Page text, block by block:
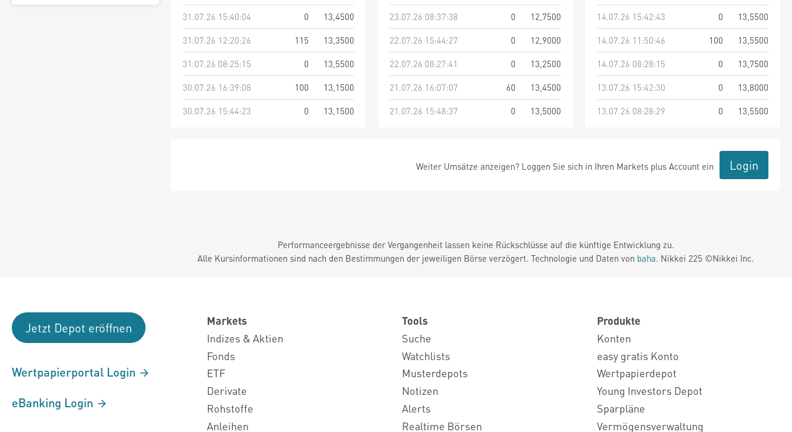
31.07.26 15:40:04
0
13,4500
31.07.26 12:20:26
115
13,3500
31.07.26 08:25:15
0
13,5500
30.07.26 16:39:08
100
13,1500
30.07.26 15:44:23
0 13,1500
23.07.26 08:37:38
0
12,7500
22.07.26 15:44:27
0
12,9000
22.07.26 08:27:41
0
13,2500
21.07.26 16:07:07
60
13,4500
21.07.26 15:48:37
0 13,5000
14.07.26 15:42:43
0
13,5500
14.07.26 11:50:46
100
13,5500
14.07.26 08:28:15
0
13,7500
13.07.26 15:42:30
0
13,8000
13.07.26 08:28:29
0 13,5500
Weiter Umsätze anzeigen? Loggen Sie sich in Ihren Markets plus Account ein Login
Performanceergebnisse der Vergangenheit lassen keine Rückschlüsse auf die künftige Entwicklung zu.
Alle Kursinformationen sind nach den Bestimmungen der jeweiligen Börse verzögert. Technologie und Daten von baha. Nikkei 225 ©Nikkei Inc.
Jetzt Depot eröffnen
Wertpapierportal Login
eBanking Login
Markets
Indizes & Aktien
Fonds
ETF
Derivate
Rohstoffe
Anleihen
Tools
Suche
Watchlists
Musterdepots
Notizen
Alerts
Realtime Börsen
Produkte
Konten
easy gratis Konto
Wertpapierdepot
Young Investors Depot
Sparpläne
Vermögensverwaltung